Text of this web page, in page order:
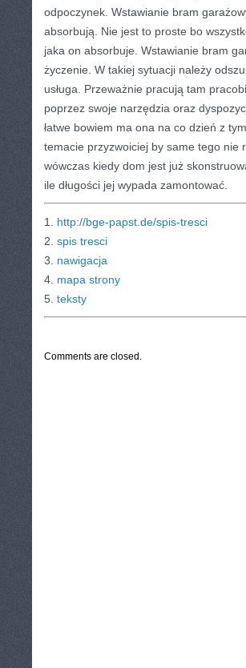
odpoczynek. Wstawianie bram
absorbują. Nie jest to proste bo
jaka on absorbuje. Wstawianie bram
życzenie. W takiej sytuacji należy
usługa. Przeważnie pracują tam
poprzez swoje narzędzia oraz
łatwe bowiem ma ona na co dzień z
temacie przyzwoiciej by same tego nie
wówczas kiedy dom jest już
ile długości jej wypada zamontować.
1. http://bge-papst.de/spis-tresci
2. spis tresci
3. nawigacja
4. mapa strony
5. teksty
Comments are closed.